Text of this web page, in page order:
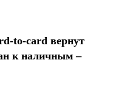
to-card вернут
к наличным –